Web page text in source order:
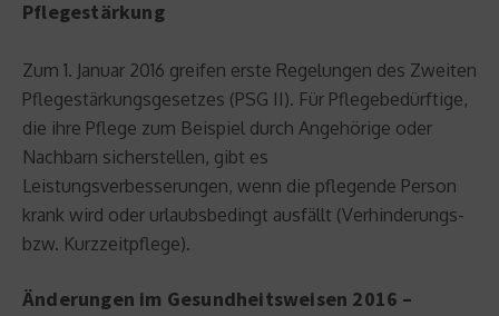
Pflegestärkung
Zum 1. Januar 2016 greifen erste Regelungen des Zweiten
Pflegestärkungsgesetzes (PSG II). Für Pflegebedürftige,
die ihre Pflege zum Beispiel durch Angehörige oder
Nachbarn sicherstellen, gibt es
Leistungsverbesserungen, wenn die pflegende Person
krank wird oder urlaubsbedingt ausfällt (Verhinderungs-
bzw. Kurzzeitpflege).
Änderungen im Gesundheitsweisen 2016 –